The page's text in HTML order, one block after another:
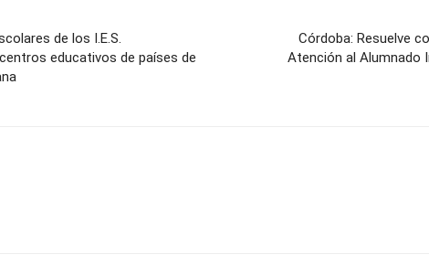
de los I.E.S.
educativos de países de
Córdoba: Resuelve
Atención al Alumnado